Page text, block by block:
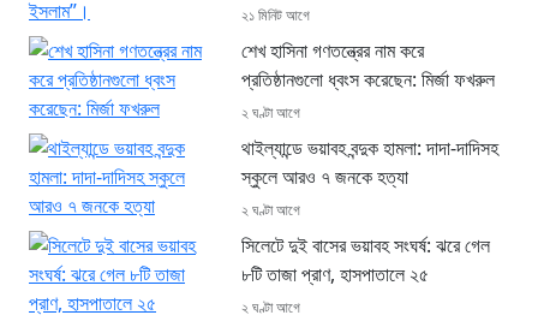
২১ মিনিট আগে
শেখ হাসিনা গণতন্ত্রের নাম করে
প্রতিষ্ঠানগুলো ধ্বংস করেছেন: মির্জা ফখরুল
২ ঘণ্টা আগে
থাইল্যান্ডে ভয়াবহ বন্দুক হামলা: দাদা-দাদিসহ
স্কুলে আরও ৭ জনকে হত্যা
২ ঘণ্টা আগে
সিলেটে দুই বাসের ভয়াবহ সংঘর্ষ: ঝরে গেল
৮টি তাজা প্রাণ, হাসপাতালে ২৫
২ ঘণ্টা আগে